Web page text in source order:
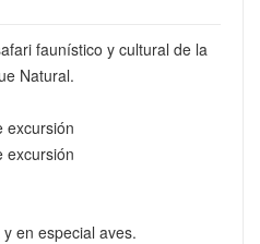
faunístico y cultural de la
Natural.
excursión
excursión
en especial aves.